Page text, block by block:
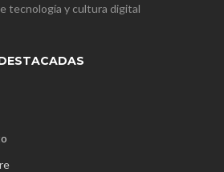
tecnología y cultura digital